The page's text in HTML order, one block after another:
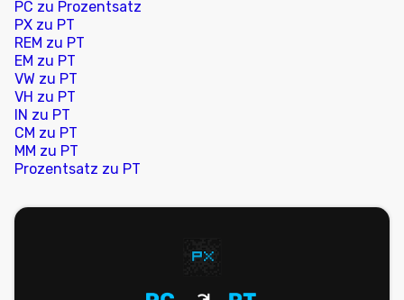
PC zu Prozentsatz
PX zu PT
REM zu PT
EM zu PT
VW zu PT
VH zu PT
IN zu PT
CM zu PT
MM zu PT
Prozentsatz zu PT